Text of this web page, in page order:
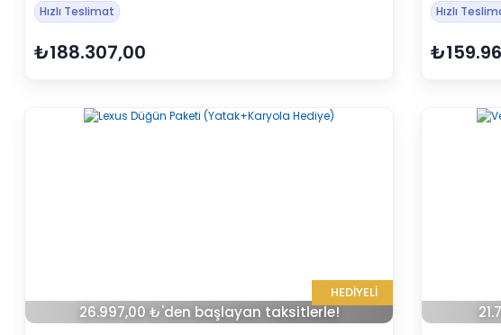
Hızlı Teslimat
₺188.307,00
Hızlı
HEDİYELİ
26.997,00 ₺'den başlayan taksitlerle!